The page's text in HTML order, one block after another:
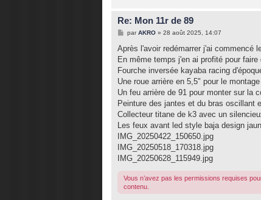
Re: Mon 11r de 89
M
s
a
g
parAKRO» 28 août 2025, 14:07
Après l'avoir redémarrer j'ai commencé
En même temps j'en ai profité pour
Fourche inversée kayaba racing
Une roue arrière en 5,5" pour le
Un feu arrière de 91 pour monter sur la
Peinture des jantes et du bras oscillant
Collecteur titane de k3 avec un
Les feux avant led style baja design
IMG_20250422_150650.jpg
IMG_20250518_170318.jpg
IMG_20250628_115949.jpg
Vous n’avez pas les permissions requises
contenu.